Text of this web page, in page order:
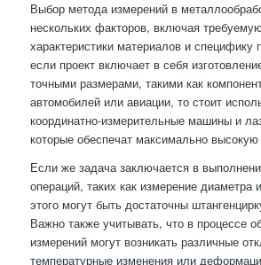
Выбор метода измерений в
нескольких факторов, включая
характеристики материалов и специфику
если проект включает в себя
точными размерами, такими как
автомобилей или авиации, то стоит
координатно-измерительные машины и
которые обеспечат максимально высокую
Если же задача заключается в
операций, таких как измерение
этого могут быть достаточны
Важно также учитывать, что в процессе
измерений могут возникать различные
температурные изменения или